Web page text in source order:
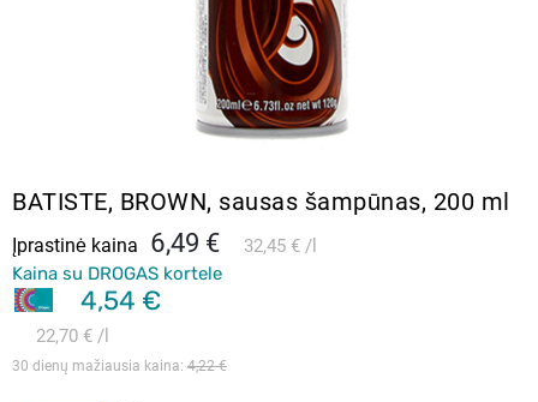
BATISTE, BROWN, sausas šampūnas, 200 ml
Įprastinė kaina 6,49 € 32,45 €
4,54 €
22,70 €
Kaina su DROGAS kortele
30 dienų mažiausia kaina: 4,22 €